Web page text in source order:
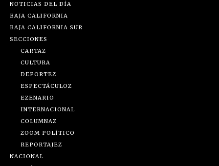
NOTICIAS DEL DÍA
BAJA CALIFORNIA
BAJA CALIFORNIA SUR
SECCIONES
CARTAZ
CULTURA
DEPORTEZ
ESPECTÁCULOZ
EZENARIO
INTERNACIONAL
COLUMNAZ
ZOOM POLÍTICO
REPORTAJEZ
NACIONAL